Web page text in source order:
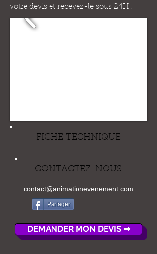
votre devis et recevez-le sous 24H !
FICHE TECHNIQUE
CONTACTEZ-NOUS
contact@animationevenement.com
Partager
DEMANDER MON DEVIS ➡